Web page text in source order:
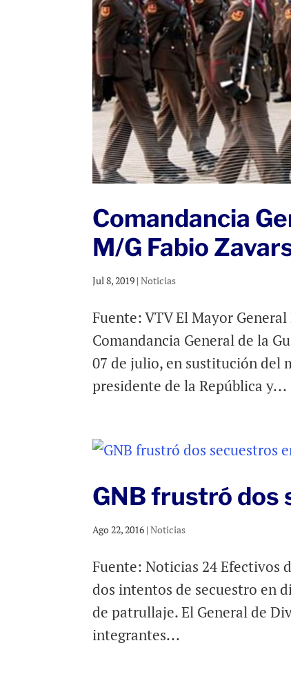
Comandancia
M/G Fabio
Jul 8, 2019 |Noticias
Fuente: VTV El Mayor
Comandancia General de la
07 de julio, en sustitución del
presidente de la República y...
GNB frustró dos
Ago 22, 2016 |Noticias
Fuente: Noticias 24 Efectivos
dos intentos de secuestro en
de patrullaje. El General de
integrantes...